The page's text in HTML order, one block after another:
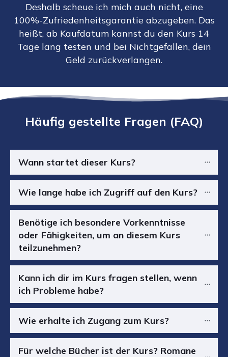
Deshalb scheue ich mich auch nicht, eine
100%-Zufriedenheitsgarantie abzugeben. Das
heißt, ab Kaufdatum kannst du den Kurs 14
Tage lang testen und bei Nichtgefallen, dein
Geld zurückverlangen.
Häufig gestellte Fragen (FAQ)
Wann startet dieser Kurs?
Wie lange habe ich Zugriff auf den Kurs?
Benötige ich besondere Vorkenntnisse
oder Fähigkeiten, um an diesem Kurs
teilzunehmen?
Kann ich dir im Kurs fragen stellen, wenn
ich Probleme habe?
Wie erhalte ich Zugang zum Kurs?
Für welche Bücher ist der Kurs? Romane